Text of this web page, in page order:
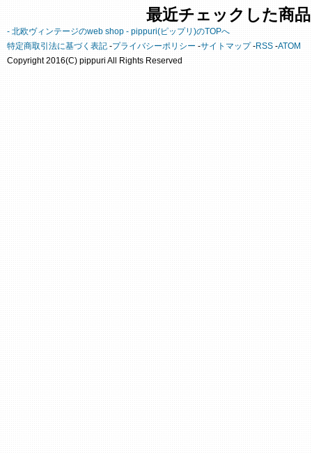
最近チェックした商品
- 北欧ヴィンテージのweb shop - pippuri(ピップリ)のTOPへ
特定商取引法に基づく表記 -プライバシーポリシー -サイトマップ-RSS -ATOM
Copyright 2016(C) pippuri All Rights Reserved